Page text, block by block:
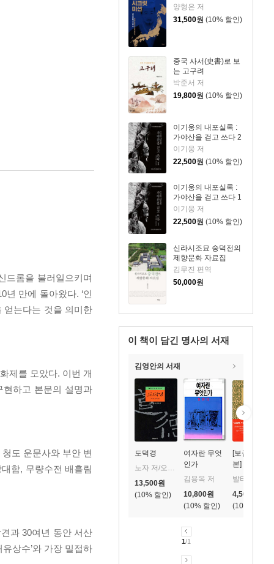
양형은 저
31,500원 (10% 할인)
중국 사서(史書)로 보
는 고구려
박준서 저
19,800원 (10% 할인)
이기웅의 내포실록 :
가야산을 걷고 쓰다 2
이기웅 저
22,500원 (10% 할인)
이기웅의 내포실록 :
가야산을 걷고 쓰다 1
이기웅 저
22,500원 (10% 할인)
신라시조묘 숭덕전의
제향문화 자료집
김무진 편역
50,000원
이 책이 담긴 명사의 서재
김영안의 서재
도덕경
노자 저/오강남 풀이
10%
13,500원
여자란 무엇
인가
김용옥 저
10%
10,800원
[보급판 문고
본] 세상을 보
는 지혜 1
10
4,500
1/1
드롬을 불러일으키며
년 만에 돌아왔다. ‘인
얻는다는 것을 의미한
제를 모았다. 이번 개
현하고 본문의 설명과
도 운문사와 부안 변
함, 무량수전 배흘림
과 30여년 동안 서산
상수’와 가장 밀접하